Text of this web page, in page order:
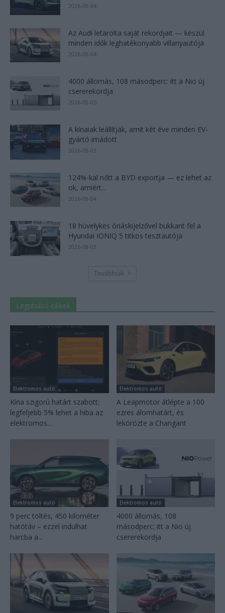
2026-08-04
Az Audi letarolta saját rekordjait — készül
minden idők leghatékonyabb villanyautója
2026-08-04
4000 állomás, 108 másodperc: itt a Nio új
csererekordja
2026-08-05
A kínaiak leállítják, amit két éve minden EV-
gyártó imádott
2026-08-03
124%-kal nőtt a BYD exportja — ez lehet az
ok, amiért...
2026-08-04
18 hüvelykes óriáskijelzővel bukkant fel a
Hyundai IONIQ 5 titkos tesztautója
2026-08-03
Továbbiak
Legutolsó cikkek
Elektromos autó
Kína szigorú határt szabott:
legfeljebb 5% lehet a hiba az
elektromos...
Elektromos autó
A Leapmotor átlépte a 100
ezres álomhatárt, és
lekörözte a Changant
Elektromos autó
9 perc töltés, 450 kilométer
hatótáv – ezzel indulhat
harcba a...
Elektromos autó
4000 állomás, 108
másodperc: itt a Nio új
csererekordja